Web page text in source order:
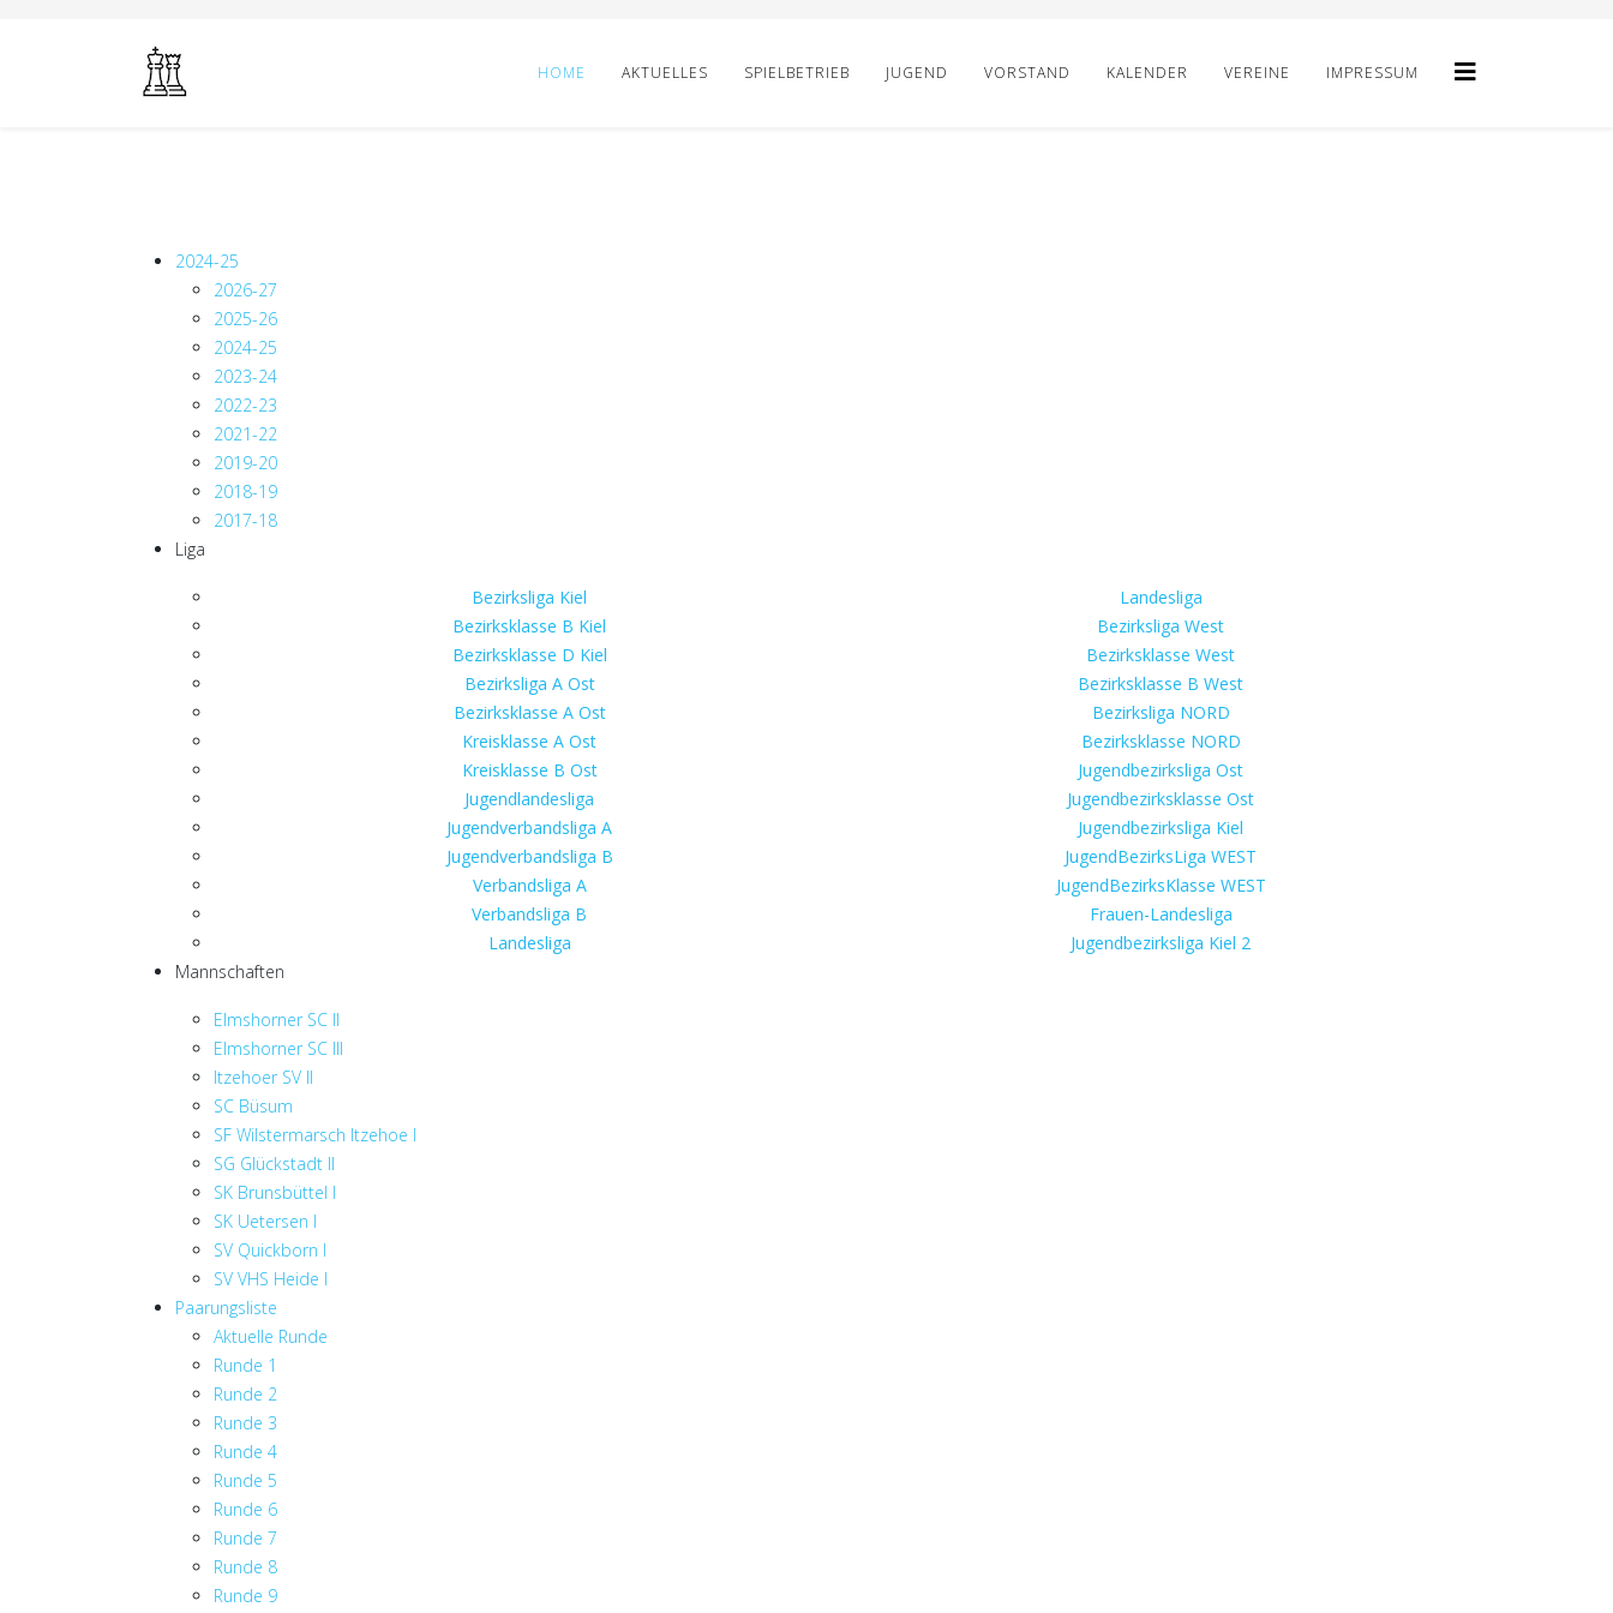
HOME AKTUELLES SPIELBETRIEB JUGEND VORSTAND KALENDER VEREINE IMPRESSUM
2024-25
2026-27
2025-26
2024-25
2023-24
2022-23
2021-22
2019-20
2018-19
2017-18
Liga
Bezirksliga Kiel
Landesliga
Bezirksklasse B Kiel
Bezirksliga West
Bezirksklasse D Kiel
Bezirksklasse West
Bezirksliga A Ost
Bezirksklasse B West
Bezirksklasse A Ost
Bezirksliga NORD
Kreisklasse A Ost
Bezirksklasse NORD
Kreisklasse B Ost
Jugendbezirksliga Ost
Jugendlandesliga
Jugendbezirksklasse Ost
Jugendverbandsliga A
Jugendbezirksliga Kiel
Jugendverbandsliga B
JugendBezirksLiga WEST
Verbandsliga A
JugendBezirksKlasse WEST
Verbandsliga B
Frauen-Landesliga
Landesliga
Jugendbezirksliga Kiel 2
Mannschaften
Elmshorner SC II
Elmshorner SC III
Itzehoer SV II
SC Büsum
SF Wilstermarsch Itzehoe I
SG Glückstadt II
SK Brunsbüttel I
SK Uetersen I
SV Quickborn I
SV VHS Heide I
Paarungsliste
Aktuelle Runde
Runde 1
Runde 2
Runde 3
Runde 4
Runde 5
Runde 6
Runde 7
Runde 8
Runde 9